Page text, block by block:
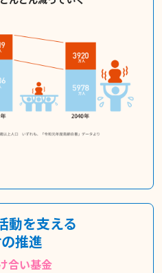
動を支える
推進
合い基金